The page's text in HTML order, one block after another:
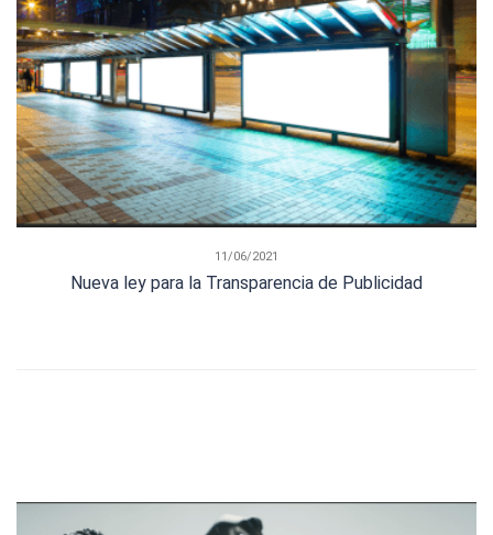
11/06/2021
Nueva ley para la Transparencia de Publicidad